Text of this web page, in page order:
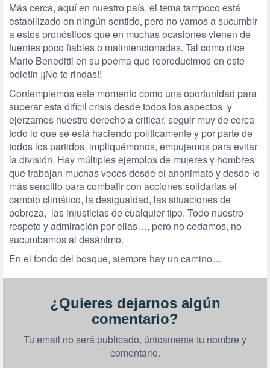
Más cerca, aquí en nuestro país, el tema tampoco está
estabilizado en ningún sentido, pero no vamos a sucumbir
a estos pronósticos que en muchas ocasiones vienen de
fuentes poco fiables o malintencionadas. Tal como dice
Mario Beneditti en su poema que reproducimos en este
boletín ¡¡No te rindas!!
Contemplemos este momento como una oportunidad para
superar esta difícil crisis desde todos los aspectos y
ejerzamos nuestro derecho a criticar, seguir muy de cerca
todo lo que se está haciendo políticamente y por parte de
todos los partidos, impliquémonos, empujemos para evitar
la división. Hay múltiples ejemplos de mujeres y hombres
que trabajan muchas veces desde el anonimato y desde lo
más sencillo para combatir con acciones solidarias el
cambio climático, la desigualdad, las situaciones de
pobreza, las injusticias de cualquier tipo. Todo nuestro
respeto y admiración por ellas…, pero no cedamos, no
sucumbamos al desánimo.
En el fondo del bosque, siempre hay un camino…
¿Quieres dejarnos algún
comentario?
Tu email no será publicado, únicamente tu nombre y
comentario.